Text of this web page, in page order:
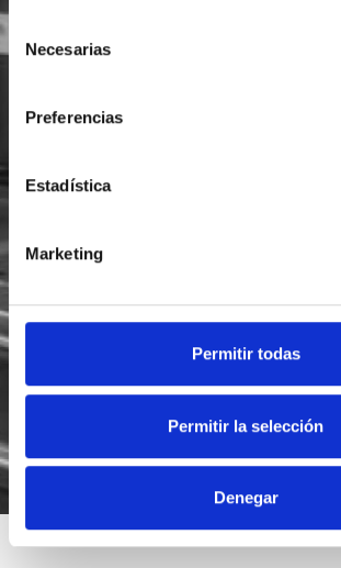
de Necesarias
Preferencias
Estadística
Marketing
Permitir todas
Permitir la selección
Denegar
He leído y acepto la
Acepto recibir novedades deFoodsat